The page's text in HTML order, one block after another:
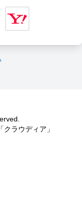
ラウディア」